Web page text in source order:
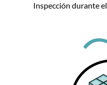
Inspección durante el